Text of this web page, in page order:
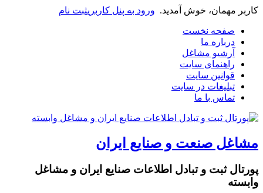
کاربر مهمان، خوش آمدید. ورود به پنل کاربریثبت نام
صفحه نخست
درباره ما
آرشیو مشاغل
راهنمای سایت
قوانین سایت
تبلیغات در سایت
تماس با ما
مشاغل صنعت و صنایع ایران
پورتال ثبت و تبادل اطلاعات صنایع ایران و مشاغل
وابسته